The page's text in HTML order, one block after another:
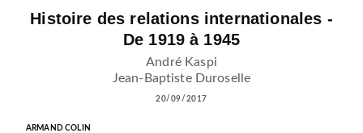
Histoire des relations internationales -
De 1919 à 1945
André Kaspi
Jean-Baptiste Duroselle
20/09/2017
ARMAND COLIN